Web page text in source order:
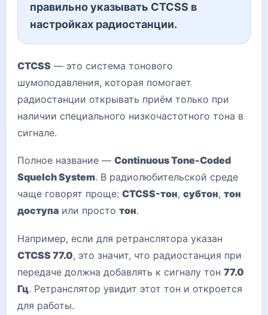
правильно указывать CTCSS в
настройках радиостанции.
CTCSS — это система тонового
шумоподавления, которая помогает
радиостанции открывать приём только при
наличии специального низкочастотного тона в
сигнале.
Полное название — Continuous Tone-Coded
Squelch System. В радиолюбительской среде
чаще говорят проще: CTCSS-тон, субтон, тон
доступа или просто тон.
Например, если для ретранслятора указан
CTCSS 77.0, это значит, что радиостанция при
передаче должна добавлять к сигналу тон 77.0
Гц. Ретранслятор увидит этот тон и откроется
для работы.